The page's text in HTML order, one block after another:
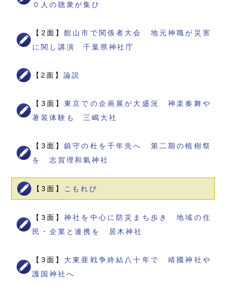
０人の聴衆が集ひ
【2面】館山市で関係者大会 地元神職が災害
に関し講演 千葉県神社庁
【2面】 論説
【3面】東京での企画展が大盛況 神楽奏舞や
著装体験も 三嶋大社
【3面】鎮守の杜を千年先へ 第二期の植樹祭
を 志賀理和氣神社
【3面】 こもれび
【3面】神社を中心に防災まち歩き 地域の住
民・企業と連携を 居木神社
【3面】 大東亜戦争終結八十年で 靖國神社や
護国神社へ